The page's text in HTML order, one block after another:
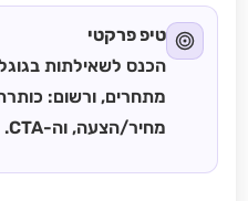
טיפ פרקטי
מתחרים, ורשום:
מחיר/הצעה, וה-CTA.